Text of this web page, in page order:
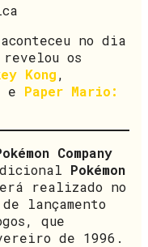
no dia
os
Kong,
e Paper Mario:
Company
Pokémon
realizado no
lançamento
que
de 1996.